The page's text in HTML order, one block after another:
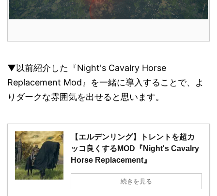
▼以前紹介した『Night's Cavalry Horse
Replacement Mod』を一緒に導入することで、よ
りダークな雰囲気を出せると思います。
【エルデンリング】トレントを超カ
ッコ良くするMOD『Night's Cavalry
Horse Replacement』
続きを見る